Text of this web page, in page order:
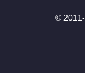
© 2011-